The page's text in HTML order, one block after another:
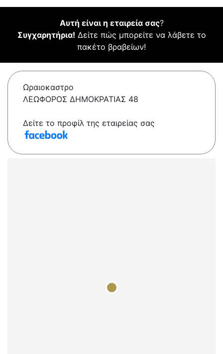
Αυτή είναι η εταιρεία σας?
Συγχαρητήρια! Δείτε πώς μπορείτε να λάβετε το
πακέτο βραβείων!
Ωραιοκαστρο
ΛΕΩΦΟΡΟΣ ΔΗΜΟΚΡΑΤΙΑΣ 48
Δείτε το προφίλ της εταιρείας σας